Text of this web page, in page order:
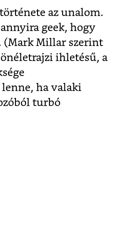
az unalom.
geek, hogy
(Mark Millar szerint
ihletésű, a
ha valaki
turbó